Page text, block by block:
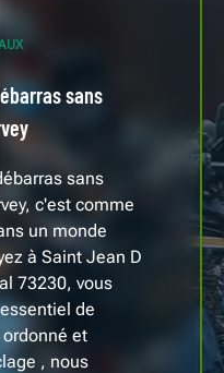
sans
sans
c'est comme
un monde
à Saint Jean D
73230, vous
de
et
, nous